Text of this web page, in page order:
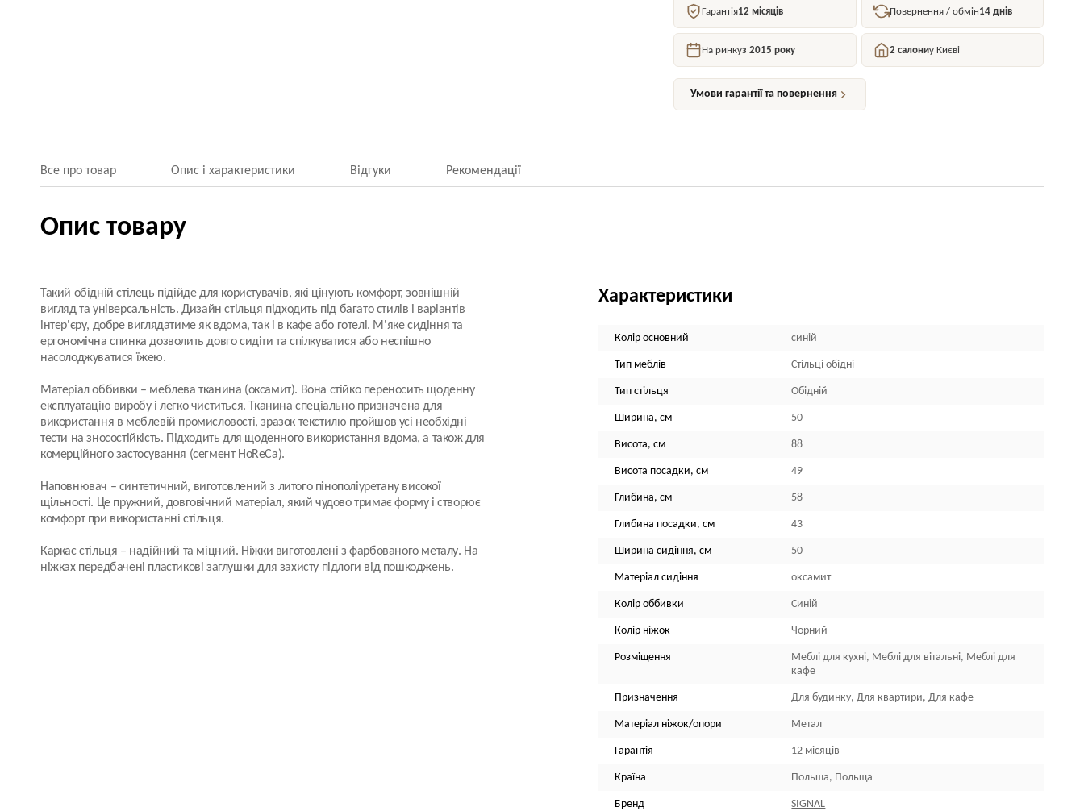
Гарантія12 місяців Повернення / обмін14 днів
На ринкуз 2015 року 2 салониу Києві
Умови гарантії та повернення
Все про товар Опис і характеристики Відгуки Рекомендації
Опис товару
Такий обідній стілець підійде для користувачів, які цінують комфорт, зовнішній
вигляд та універсальність. Дизайн стільця підходить під багато стилів і варіантів
інтер'єру, добре виглядатиме як вдома, так і в кафе або готелі. М'яке сидіння та
ергономічна спинка дозволить довго сидіти та спілкуватися або неспішно
насолоджуватися їжею.
Матеріал оббивки – меблева тканина (оксамит). Вона стійко переносить щоденну
експлуатацію виробу і легко чиститься. Тканина спеціально призначена для
використання в меблевій промисловості, зразок текстилю пройшов усі необхідні
тести на зносостійкість. Підходить для щоденного використання вдома, а також для
комерційного застосування (сегмент HoReCa).
Наповнювач – синтетичний, виготовлений з литого пінополіуретану високої
щільності. Це пружний, довговічний матеріал, який чудово тримає форму і створює
комфорт при використанні стільця.
Каркас стільця – надійний та міцний. Ніжки виготовлені з фарбованого металу. На
ніжках передбачені пластикові заглушки для захисту підлоги від пошкоджень.
Характеристики
Колір основний синій
Тип меблів Стільці обідні
Тип стільця Обідній
Ширина, см 50
Висота, см 88
Висота посадки, см 49
Глибина, см 58
Глибина посадки, см 43
Ширина сидіння, см 50
Матеріал сидіння оксамит
Колір оббивки Синій
Колір ніжок Чорний
Розміщення
Меблі для кухні, Меблі для вітальні, Меблі для
кафе
Призначення Для будинку, Для квартири, Для кафе
Матеріал ніжок/опори Метал
Гарантія 12 місяців
Країна Польша, Польща
Бренд SIGNAL